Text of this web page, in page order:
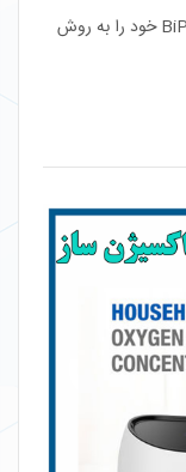
ممکن است تعجب کنید که آیا باید دستگاه BiPAP خود را به روش